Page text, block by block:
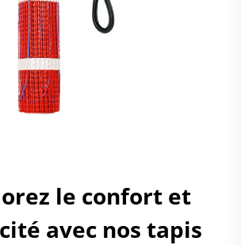
le confort et
avec nos tapis